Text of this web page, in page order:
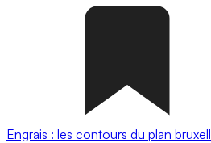
Engrais : les contours du plan